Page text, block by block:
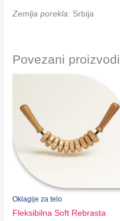
Zemlja porekla: Srbija
Povezani proizvodi
Oklagije za telo
Fleksibilna Soft Rebrasta